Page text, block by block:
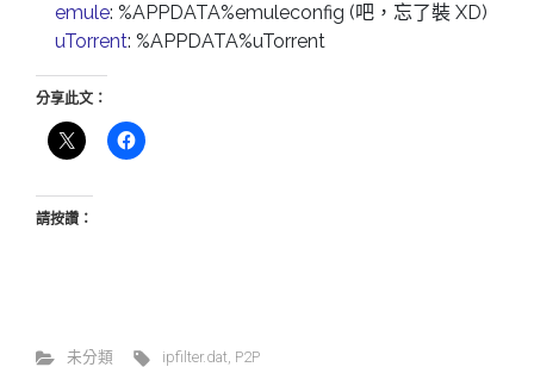
emule: %APPDATA%emuleconfig (吧，忘了裝 XD)
uTorrent: %APPDATA%uTorrent
分享此文：
請按讚：
未分類 ipfilter.dat, P2P